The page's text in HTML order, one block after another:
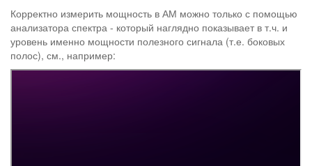
Корректно измерить мощность в АМ можно только с помощью
анализатора спектра - который наглядно показывает в т.ч. и
уровень именно мощности полезного сигнала (т.е. боковых
полос), см., например: